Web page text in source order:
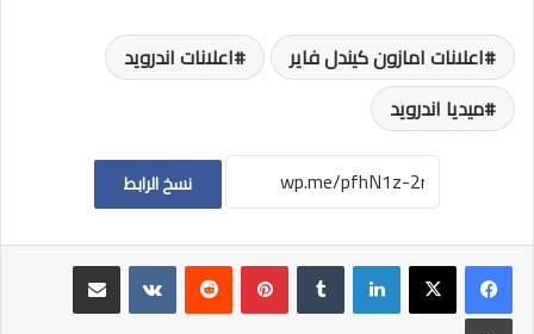
اعلانات امازون كيندل فاير
اعلانات اندرويد
ميديا اندرويد
نسخ الرابط
لينكدإن بينتيريست
مشاركة عبر البريد
طباعة